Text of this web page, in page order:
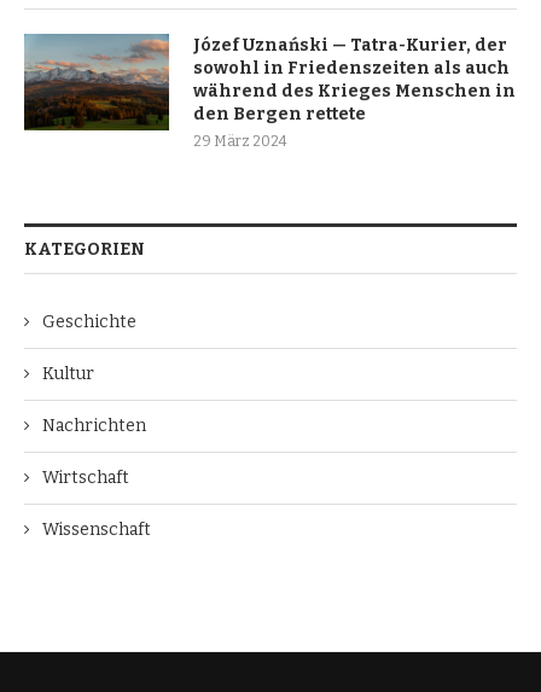
Józef Uznański — Tatra-Kurier, der
sowohl in Friedenszeiten als auch
während des Krieges Menschen in
den Bergen rettete
29 März 2024
KATEGORIEN
Geschichte
Kultur
Nachrichten
Wirtschaft
Wissenschaft